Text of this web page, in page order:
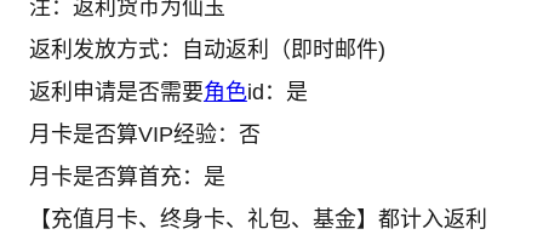
注：返利货币为仙玉
返利发放方式：自动返利（即时邮件)
返利申请是否需要角色id：是
月卡是否算VIP经验：否
月卡是否算首充：是
【充值月卡、终身卡、礼包、基金】都计入返利